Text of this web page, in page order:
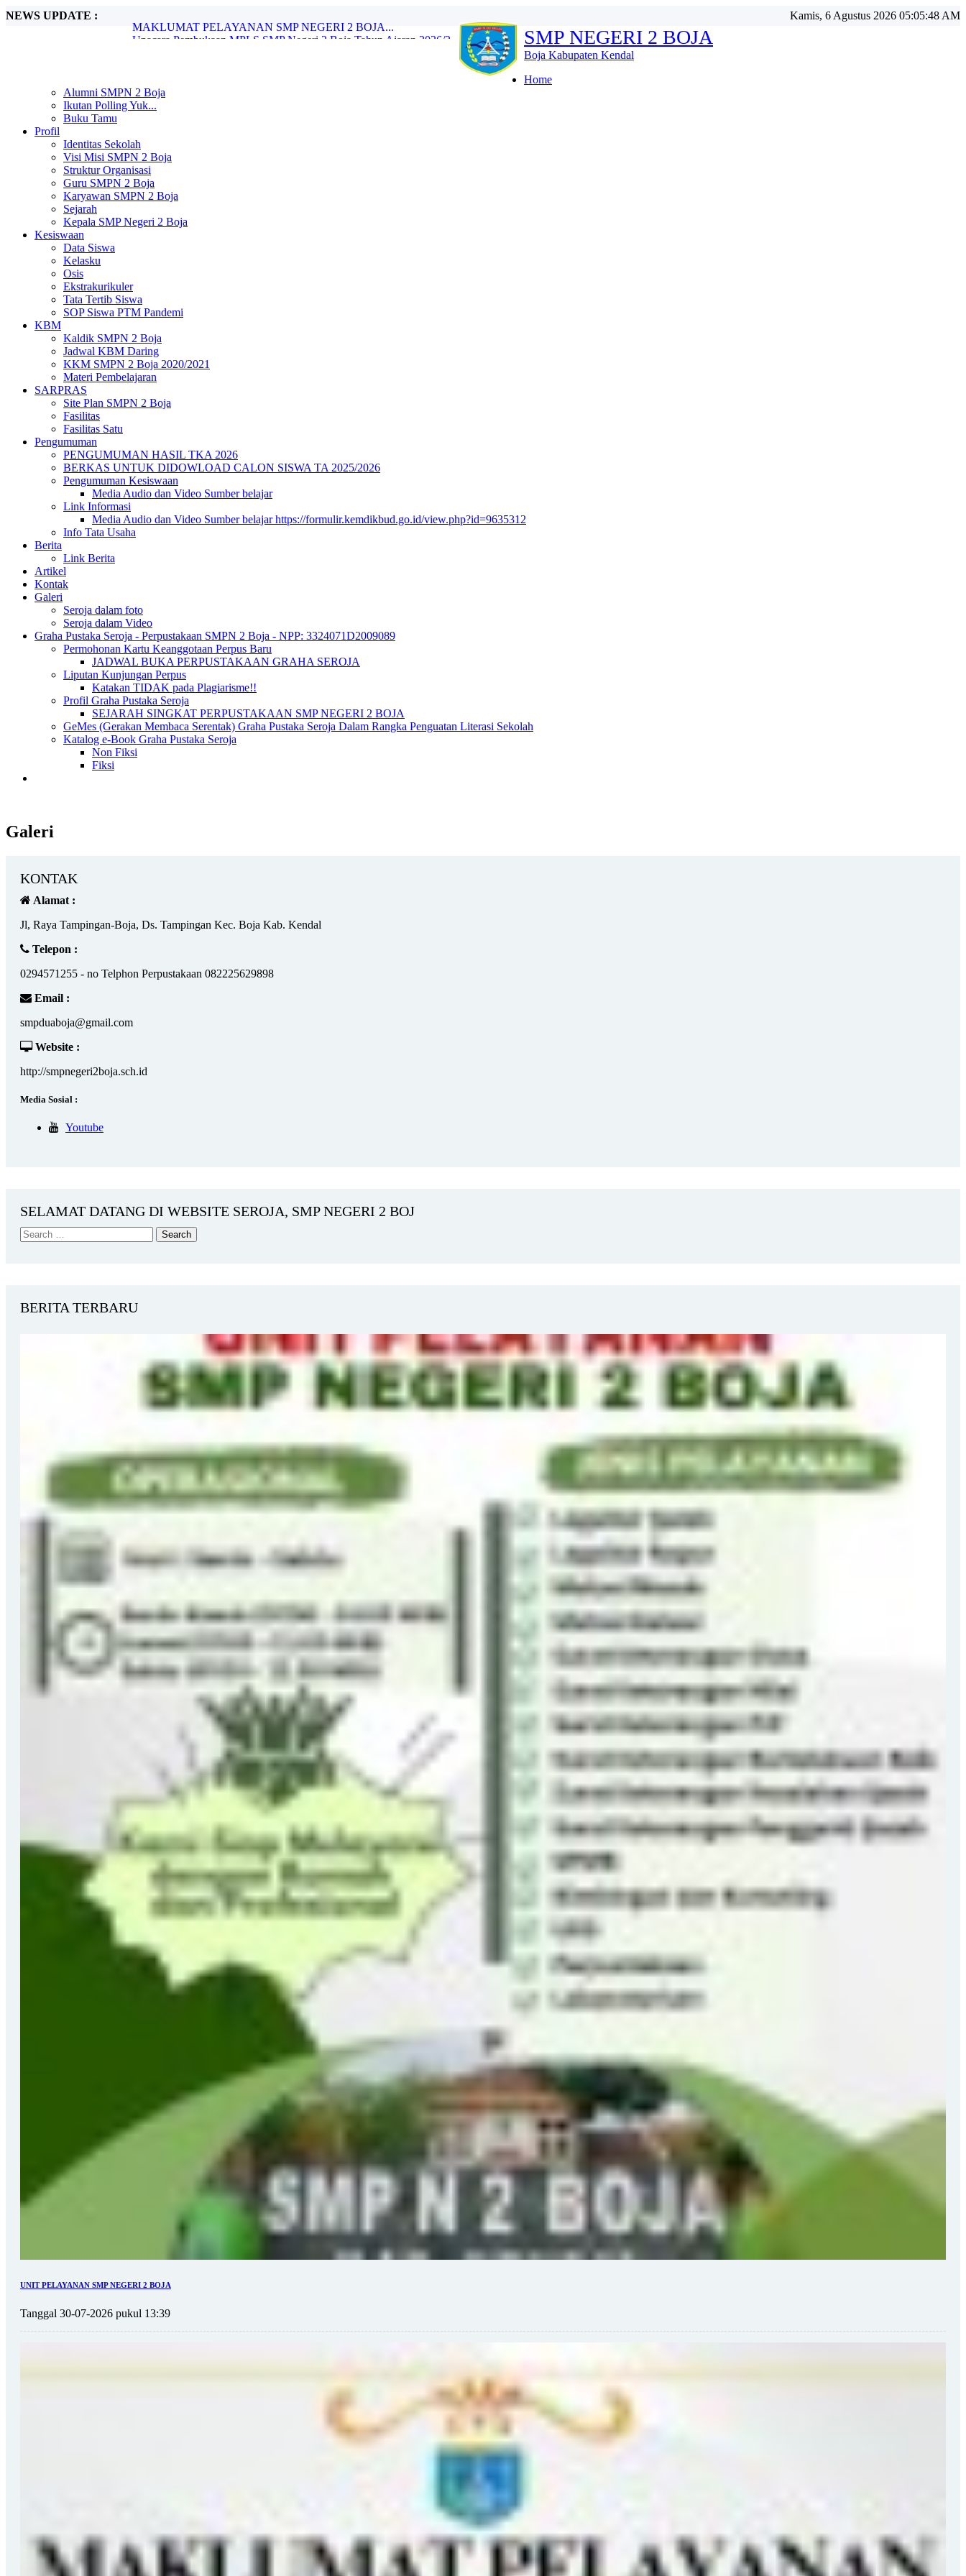
NEWS UPDATE :
Upacara Pembukaan MPLS SMP Negeri 2 Boja Tahun Ajaran 2026/2...
SMP Negeri 2 Boja Melaksanakan In House Training (IHT) Revie...
SMP Negeri 2 Boja Resmi Umumkan Hasil Tes Kompetensi Akademi...
Pengimbasan Adiwiyata SMP Negeri 2 Boja Wujud Upaya Menuju A...
MAKLUMAT PELAYANAN SMP NEGERI 2 BOJA...
Kamis, 6 Agustus 2026 05:05:50 AM
SMP NEGERI 2 BOJA
Boja Kabupaten Kendal
Home
Alumni SMPN 2 Boja
Ikutan Polling Yuk...
Buku Tamu
Profil
Identitas Sekolah
Visi Misi SMPN 2 Boja
Struktur Organisasi
Guru SMPN 2 Boja
Karyawan SMPN 2 Boja
Sejarah
Kepala SMP Negeri 2 Boja
Kesiswaan
Data Siswa
Kelasku
Osis
Ekstrakurikuler
Tata Tertib Siswa
SOP Siswa PTM Pandemi
KBM
Kaldik SMPN 2 Boja
Jadwal KBM Daring
KKM SMPN 2 Boja 2020/2021
Materi Pembelajaran
SARPRAS
Site Plan SMPN 2 Boja
Fasilitas
Fasilitas Satu
Pengumuman
PENGUMUMAN HASIL TKA 2026
BERKAS UNTUK DIDOWLOAD CALON SISWA TA 2025/2026
Pengumuman Kesiswaan
Media Audio dan Video Sumber belajar
Link Informasi
Media Audio dan Video Sumber belajar https://formulir.kemdikbud.go.id/view.php?id=9635312
Info Tata Usaha
Berita
Link Berita
Artikel
Kontak
Galeri
Seroja dalam foto
Seroja dalam Video
Graha Pustaka Seroja - Perpustakaan SMPN 2 Boja - NPP: 3324071D2009089
Permohonan Kartu Keanggotaan Perpus Baru
JADWAL BUKA PERPUSTAKAAN GRAHA SEROJA
Liputan Kunjungan Perpus
Katakan TIDAK pada Plagiarisme!!
Profil Graha Pustaka Seroja
SEJARAH SINGKAT PERPUSTAKAAN SMP NEGERI 2 BOJA
GeMes (Gerakan Membaca Serentak) Graha Pustaka Seroja Dalam Rangka Penguatan Literasi Sekolah
Katalog e-Book Graha Pustaka Seroja
Non Fiksi
Fiksi
Galeri
KONTAK
Alamat :
Jl, Raya Tampingan-Boja, Ds. Tampingan Kec. Boja Kab. Kendal
Telepon :
0294571255 - no Telphon Perpustakaan 082225629898
Email :
smpduaboja@gmail.com
Website :
http://smpnegeri2boja.sch.id
Media Sosial :
Youtube
SELAMAT DATANG DI WEBSITE SEROJA, SMP NEGERI 2 BOJ
BERITA TERBARU
UNIT PELAYANAN SMP NEGERI 2 BOJA
Tanggal 30-07-2026 pukul 13:39